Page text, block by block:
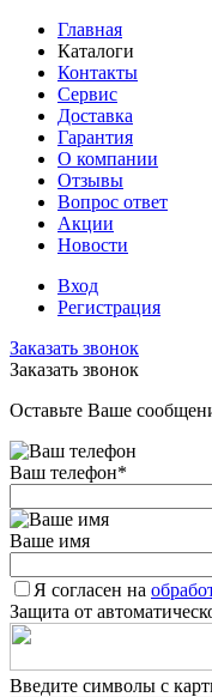
Главная
Каталоги
Контакты
Сервис
Доставка
Гарантия
О компании
Отзывы
Вопрос ответ
Акции
Новости
Вход
Регистрация
Заказать звонок
Заказать звонок
Оставьте Ваше
Ваш телефон*
Ваше имя
Я согласен на
Защита от
Введите символы с